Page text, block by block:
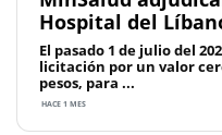
Hospital del
El pasado 1 de julio del
licitación por un valor
pesos, para ...
HACE 1 MES